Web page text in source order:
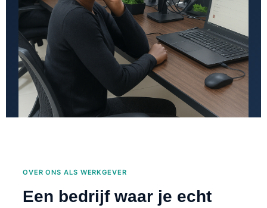
OVER ONS ALS WERKGEVER
Een bedrijf waar je echt